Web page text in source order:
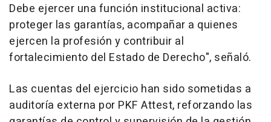
Debe ejercer una función institucional activa:
proteger las garantías, acompañar a quienes
ejercen la profesión y contribuir al
fortalecimiento del Estado de Derecho", señaló.
Las cuentas del ejercicio han sido sometidas a
auditoría externa por PKF Attest, reforzando las